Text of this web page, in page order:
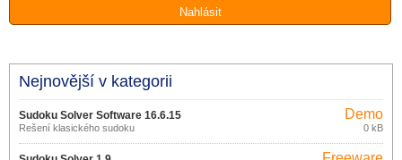
Nejnovější v kategorii
Sudoku Solver Software 16.6.15
Řešení klasického sudoku
Demo
0 kB